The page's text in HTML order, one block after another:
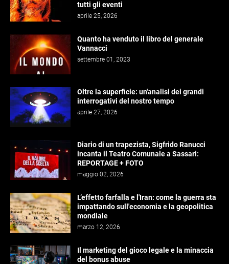
tutti gli eventi
aprile 25, 2026
Quanto ha venduto il libro del generale
Vannacci
settembre 01, 2023
Oltre la superficie: un'analisi dei grandi
interrogativi del nostro tempo
aprile 27, 2026
Diario di un trapezista, Sigfrido Ranucci
incanta il Teatro Comunale a Sassari:
REPORTAGE + FOTO
maggio 02, 2026
L’effetto farfalla e l'Iran: come la guerra sta
impattando sull'economia e la geopolitica
mondiale
marzo 12, 2026
Il marketing del gioco legale e la minaccia
del bonus abuse